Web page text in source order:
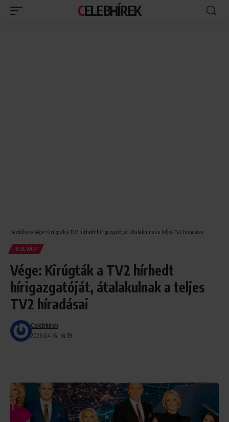
CELEBHÍREK
Kezdőlap» Vége: Kirúgták a TV2 hírhedt hírigazgatóját, átalakulnak a teljes TV2 híradásai
BULVÁR
Vége: Kirúgták a TV2 hírhedt
hírigazgatóját, átalakulnak a teljes
TV2 híradásai
2026.04.16. 16:59
Celebhírek